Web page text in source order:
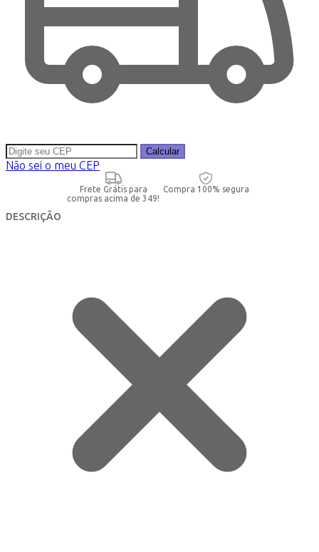
Calcular
Não sei o meu CEP
Frete Grátis para
compras acima de 349!
Compra 100% segura
DESCRIÇÃO